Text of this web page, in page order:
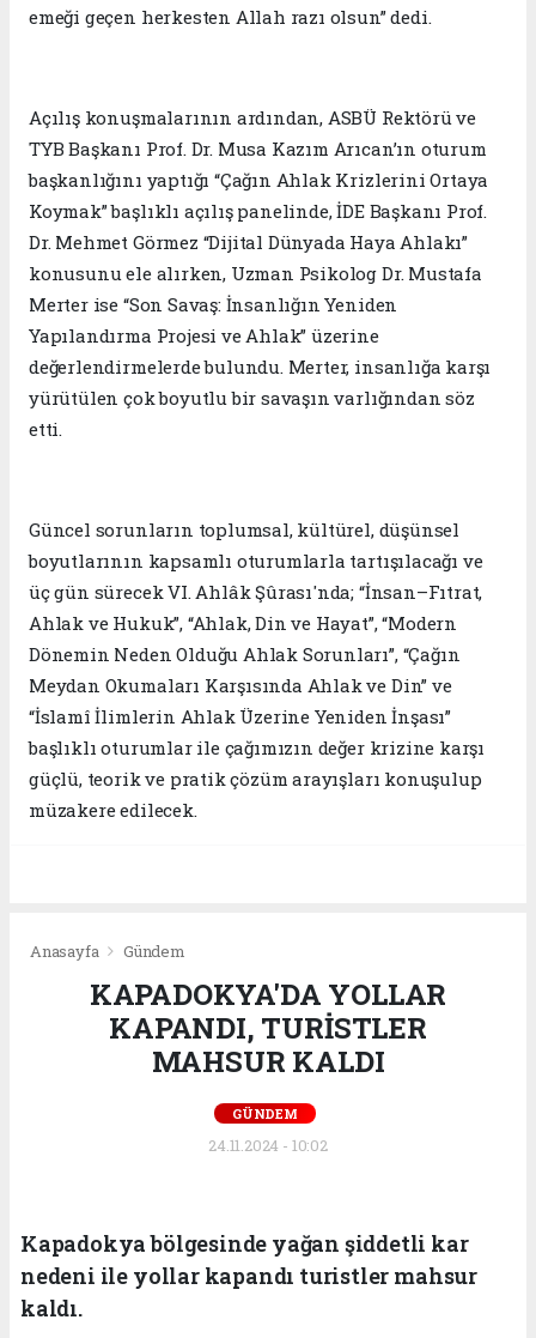
emeği geçen herkesten Allah razı olsun” dedi.
Açılış konuşmalarının ardından, ASBÜ Rektörü ve
TYB Başkanı Prof. Dr. Musa Kazım Arıcan’ın oturum
başkanlığını yaptığı “Çağın Ahlak Krizlerini Ortaya
Koymak” başlıklı açılış panelinde, İDE Başkanı Prof.
Dr. Mehmet Görmez “Dijital Dünyada Haya Ahlakı”
konusunu ele alırken, Uzman Psikolog Dr. Mustafa
Merter ise “Son Savaş: İnsanlığın Yeniden
Yapılandırma Projesi ve Ahlak” üzerine
değerlendirmelerde bulundu. Merter, insanlığa karşı
yürütülen çok boyutlu bir savaşın varlığından söz
etti.
Güncel sorunların toplumsal, kültürel, düşünsel
boyutlarının kapsamlı oturumlarla tartışılacağı ve
üç gün sürecek VI. Ahlâk Şûrası'nda; “İnsan–Fıtrat,
Ahlak ve Hukuk”, “Ahlak, Din ve Hayat”, “Modern
Dönemin Neden Olduğu Ahlak Sorunları”, “Çağın
Meydan Okumaları Karşısında Ahlak ve Din” ve
“İslamî İlimlerin Ahlak Üzerine Yeniden İnşası”
başlıklı oturumlar ile çağımızın değer krizine karşı
güçlü, teorik ve pratik çözüm arayışları konuşulup
müzakere edilecek.
Anasayfa Gündem
KAPADOKYA'DA YOLLAR
KAPANDI, TURİSTLER
MAHSUR KALDI
GÜNDEM
24.11.2024 - 10:02
Kapadokya bölgesinde yağan şiddetli kar
nedeni ile yollar kapandı turistler mahsur
kaldı.